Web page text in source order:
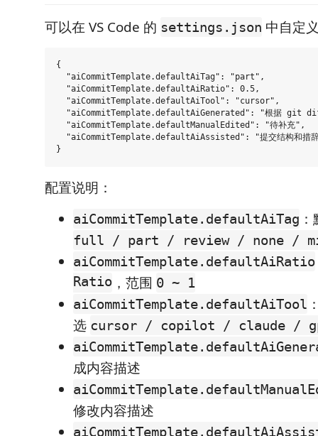
可以在 VS Code 的 settings.json 中自定
{
  "aiCommitTemplate.defaultAiTag": "part",
  "aiCommitTemplate.defaultAiRatio": 0.5,
  "aiCommitTemplate.defaultAiTool": "cursor",
"aiCommitTemplate.defaultAiGenerated": "根据 git
  "aiCommitTemplate.defaultManualEdited": "待补充",
"aiCommitTemplate.defaultAiAssisted": "提交结构和措
配置说明：
aiCommitTemplate.defaultAiTag
full / part / review / none /
aiCommitTemplate.defaultAiRatio
Ratio ，范围 0 ~ 1
aiCommitTemplate.defaultAiTool
选 cursor / copilot / claude /
成内容描述
修改内容描述